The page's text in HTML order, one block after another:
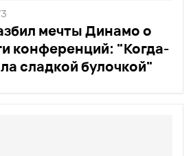
мечты Динамо о
конференций: "Когда-
сладкой булочкой"